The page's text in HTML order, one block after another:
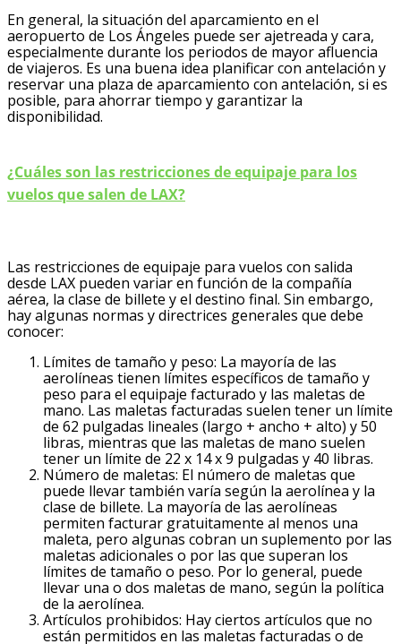
En general, la situación del aparcamiento en el
aeropuerto de Los Ángeles puede ser ajetreada y cara,
especialmente durante los periodos de mayor afluencia
de viajeros. Es una buena idea planificar con antelación y
reservar una plaza de aparcamiento con antelación, si es
posible, para ahorrar tiempo y garantizar la
disponibilidad.
¿Cuáles son las restricciones de equipaje para los
vuelos que salen de LAX?
Las restricciones de equipaje para vuelos con salida
desde LAX pueden variar en función de la compañía
aérea, la clase de billete y el destino final. Sin embargo,
hay algunas normas y directrices generales que debe
conocer:
Límites de tamaño y peso: La mayoría de las
aerolíneas tienen límites específicos de tamaño y
peso para el equipaje facturado y las maletas de
mano. Las maletas facturadas suelen tener un límite
de 62 pulgadas lineales (largo + ancho + alto) y 50
libras, mientras que las maletas de mano suelen
tener un límite de 22 x 14 x 9 pulgadas y 40 libras.
Número de maletas: El número de maletas que
puede llevar también varía según la aerolínea y la
clase de billete. La mayoría de las aerolíneas
permiten facturar gratuitamente al menos una
maleta, pero algunas cobran un suplemento por las
maletas adicionales o por las que superan los
límites de tamaño o peso. Por lo general, puede
llevar una o dos maletas de mano, según la política
de la aerolínea.
Artículos prohibidos: Hay ciertos artículos que no
están permitidos en las maletas facturadas o de